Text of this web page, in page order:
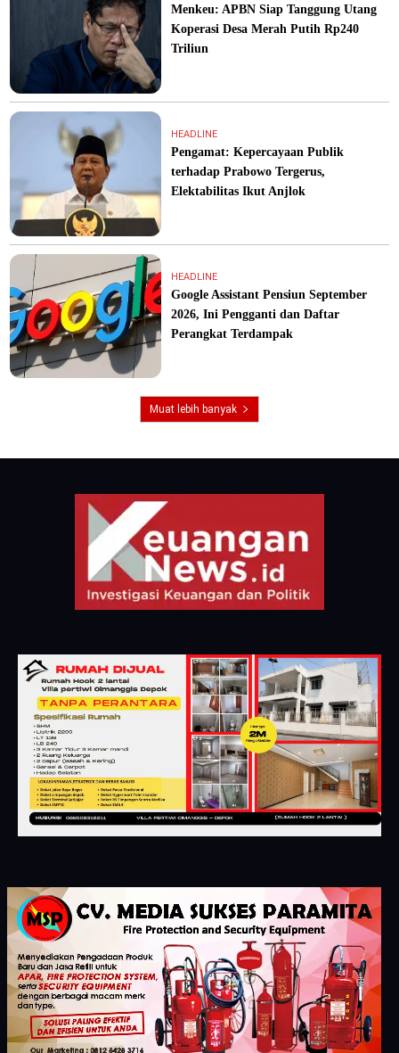
Menkeu: APBN Siap Tanggung Utang
Koperasi Desa Merah Putih Rp240
Triliun
HEADLINE
Pengamat: Kepercayaan Publik
terhadap Prabowo Tergerus,
Elektabilitas Ikut Anjlok
HEADLINE
Google Assistant Pensiun September
2026, Ini Pengganti dan Daftar
Perangkat Terdampak
Muat lebih banyak